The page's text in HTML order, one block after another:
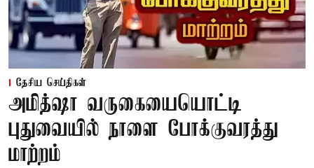
தேசிய செய்திகள்
அமித்ஷா வருகையையொட்டி
புதுவையில் நாளை போக்குவரத்து
மாற்றம்